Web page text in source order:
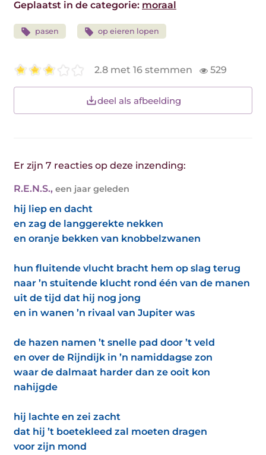
Geplaatst in de categorie: moraal
pasen op eieren lopen
2.8 met 16 stemmen 529
deel als afbeelding
Er zijn 7 reacties op deze inzending:
R.E.N.S., een jaar geleden
hij liep en dacht
en zag de langgerekte nekken
en oranje bekken van knobbelzwanen
hun fluitende vlucht bracht hem op slag terug
naar ’n stuitende klucht rond één van de manen
uit de tijd dat hij nog jong
en in wanen ’n rivaal van Jupiter was
de hazen namen ’t snelle pad door ’t veld
en over de Rijndijk in ’n namiddagse zon
waar de dalmaat harder dan ze ooit kon
nahijgde
hij lachte en zei zacht
dat hij ’t boetekleed zal moeten dragen
voor zijn mond